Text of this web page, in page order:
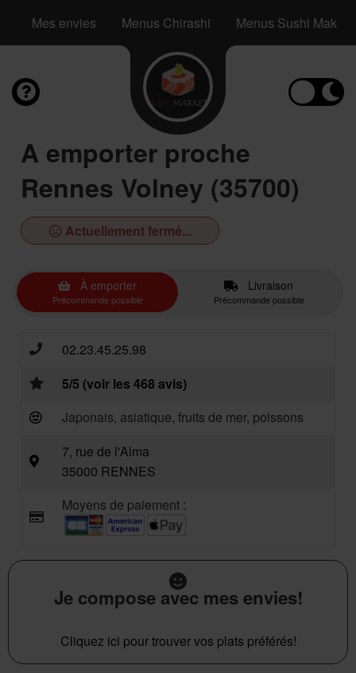
Mes envies Menus Chirashi Menus Sushi Maki
A emporter proche
Rennes Volney (35700)
Actuellement fermé...
À emporter
Précommande possible
Livraison
Précommande possible
02.23.45.25.98
5/5 (voir les 468 avis)
Japonais, asiatique, fruits de mer, poissons
7, rue de l'Alma
35000 RENNES
Moyens de paiement :
Je compose avec mes envies!
Cliquez ici pour trouver vos plats préférés!